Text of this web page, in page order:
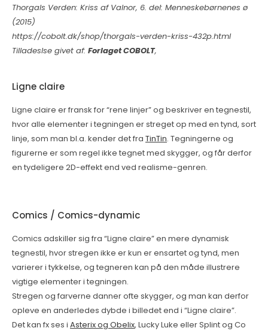
Thorgals Verden: Kriss af Valnor, 6. del: Menneskebørnenes ø
(2015)
https://cobolt.dk/shop/thorgals-verden-kriss-432p.html
Tilladeslse givet af: Forlaget COBOLT,
Ligne claire
Ligne claire er fransk for “rene linjer” og beskriver en tegnestil,
hvor alle elementer i tegningen er streget op med en tynd, sort
linje, som man bl.a. kender det fra TinTin. Tegningerne og
figurerne er som regel ikke tegnet med skygger, og får derfor
en tydeligere 2D-effekt end ved realisme-genren.
Comics / Comics-dynamic
Comics adskiller sig fra “Ligne claire” en mere dynamisk
tegnestil, hvor stregen ikke er kun er ensartet og tynd, men
varierer i tykkelse, og tegneren kan på den måde illustrere
vigtige elementer i tegningen.
Stregen og farverne danner ofte skygger, og man kan derfor
opleve en anderledes dybde i billedet end i “Ligne claire”.
Det kan fx ses i Asterix og Obelix, Lucky Luke eller Splint og Co